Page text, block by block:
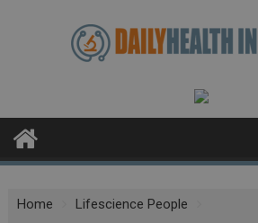
Home
Lifescience People